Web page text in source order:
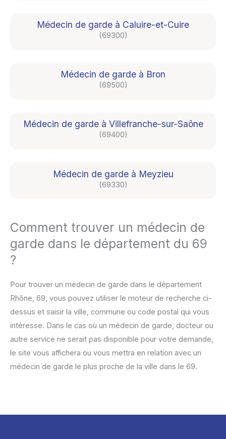
Médecin de garde à Caluire-et-Cuire
(69300)
Médecin de garde à Bron
(69500)
Médecin de garde à Villefranche-sur-Saône
(69400)
Médecin de garde à Meyzieu
(69330)
Comment trouver un médecin de
garde dans le département du 69
?
Pour trouver un médecin de garde dans le département
Rhône, 69, vous pouvez utiliser le moteur de recherche ci-
dessus et saisir la ville, commune ou code postal qui vous
intéresse. Dans le cas où un médecin de garde, docteur ou
autre service ne serait pas disponible pour votre demande,
le site vous affichera ou vous mettra en relation avec un
médecin de garde le plus proche de la ville dans le 69.